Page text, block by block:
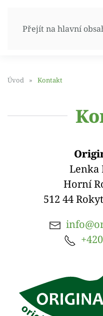
Přejít na hlavní
Úvod Kontakt
Lenka
Horní
512 44